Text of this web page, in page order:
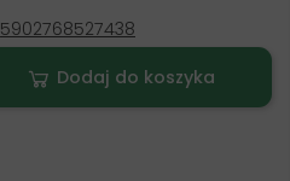
5902768527438
Dodaj do koszyka